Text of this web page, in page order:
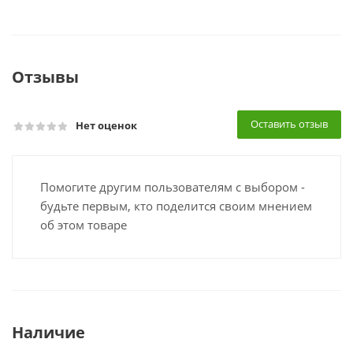
Отзывы
Нет оценок Оставить отзыв
Помогите другим пользователям с выбором -
будьте первым, кто поделится своим мнением
об этом товаре
Наличие